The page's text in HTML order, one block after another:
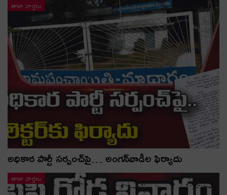
తాజా వార్తలు
అధికార పార్టీ స‌ర్పంచ్‌పై… అంగ‌న్‌వాడీల ఫిర్యాదు
తాజా వార్తలు